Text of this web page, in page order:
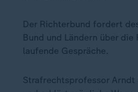
Der Richterbund fordert
Bund und Ländern über
laufende Gespräche.
Strafrechtsprofessor Arndt